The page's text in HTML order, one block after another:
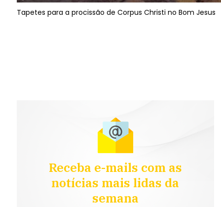
Tapetes para a procissão de Corpus Christi no Bom Jesus
Receba e-mails com as
notícias mais lidas da
semana